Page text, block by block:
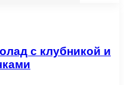
с клубникой и